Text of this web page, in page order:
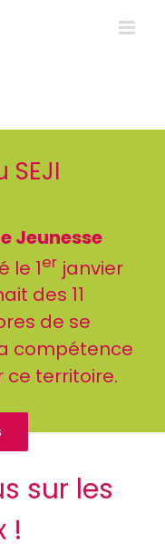
Jeunesse
le 1er janvier
des 11
de se
compétence
ce territoire.
sur les
!